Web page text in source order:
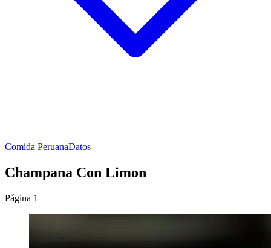
Comida PeruanaDatos
Champana Con Limon
Página 1